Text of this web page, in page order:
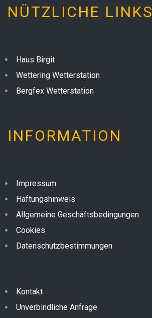
NÜTZLICHE LINKS
Haus Birgit
Wettering Wetterstation
Bergfex Wetterstation
INFORMATION
Impressum
Haftungshinweis
Allgemeine Geschäftsbedingungen
Cookies
Datenschutzbestimmungen
Kontakt
Unverbindliche Anfrage